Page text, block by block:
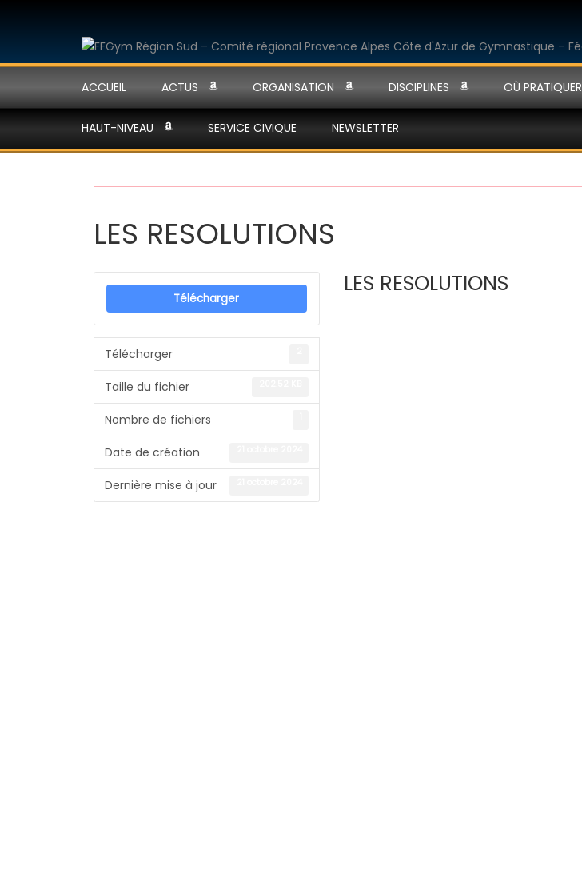
ACCUEIL ACTUS ORGANISATION DISCIPLINES OÙ PRATIQUER
HAUT-NIVEAU SERVICE CIVIQUE NEWSLETTER
LES RESOLUTIONS
Télécharger
Télécharger
Taille du fichier
Nombre de fichiers
Date de création
Dernière mise à jour
LES RESOLUTIONS